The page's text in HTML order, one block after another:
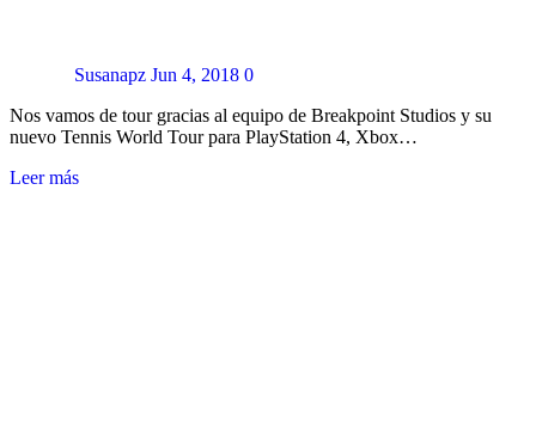
Susanapz Jun 4, 2018 0
Nos vamos de tour gracias al equipo de Breakpoint Studios y su
nuevo Tennis World Tour para PlayStation 4, Xbox…
Leer más